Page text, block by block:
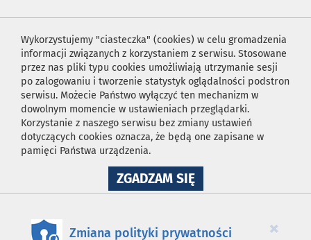
Wykorzystujemy "ciasteczka" (cookies) w celu gromadzenia
informacji związanych z korzystaniem z serwisu. Stosowane
przez nas pliki typu cookies umożliwiają utrzymanie sesji
po zalogowaniu i tworzenie statystyk oglądalności podstron
serwisu. Możecie Państwo wyłączyć ten mechanizm w
dowolnym momencie w ustawieniach przeglądarki.
Korzystanie z naszego serwisu bez zmiany ustawień
dotyczących cookies oznacza, że będą one zapisane w
pamięci Państwa urządzenia.
ZGADZAM SIĘNA
WYKORZYSTANIE
×
Zmiana polityki prywatności